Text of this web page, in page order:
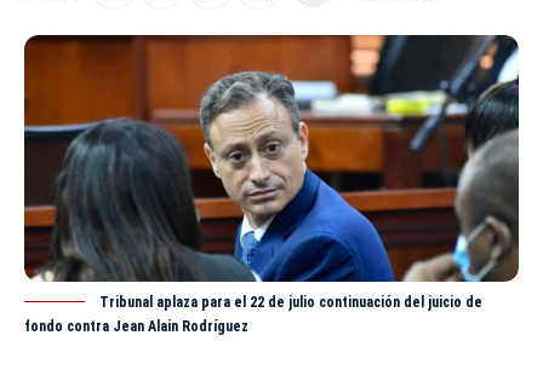
Tribunal aplaza para el 22 de julio continuación del juicio de
fondo contra Jean Alain Rodríguez